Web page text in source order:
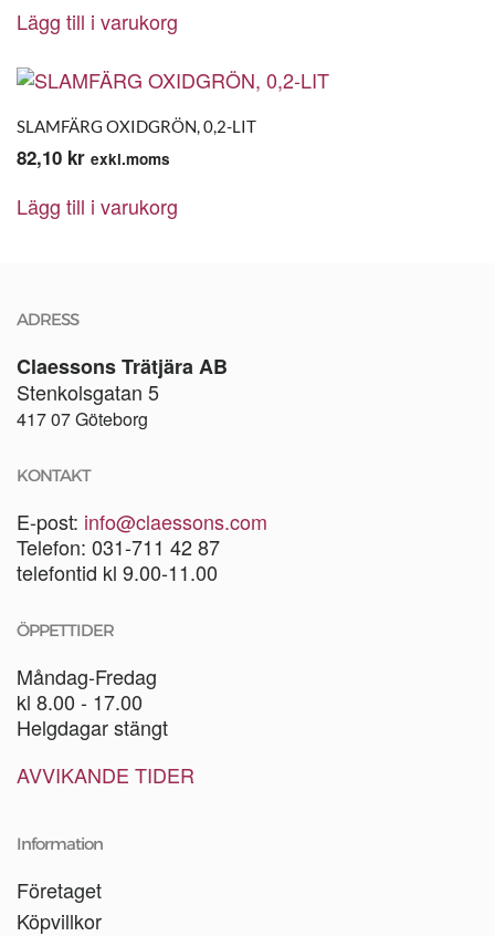
Lägg till i varukorg
SLAMFÄRG OXIDGRÖN, 0,2-LIT
82,10 kr exkl.moms
Lägg till i varukorg
ADRESS
Claessons Trätjära AB
Stenkolsgatan 5
417 07 Göteborg
KONTAKT
E-post: info@claessons.com
Telefon: 031-711 42 87
telefontid kl 9.00-11.00
ÖPPETTIDER
Måndag-Fredag
kl 8.00 - 17.00
Helgdagar stängt
AVVIKANDE TIDER
Information
Företaget
Köpvillkor